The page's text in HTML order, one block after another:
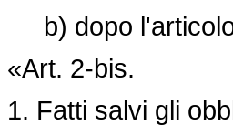
b) dopo l'articolo
«Art. 2-bis.
1. Fatti salvi gli